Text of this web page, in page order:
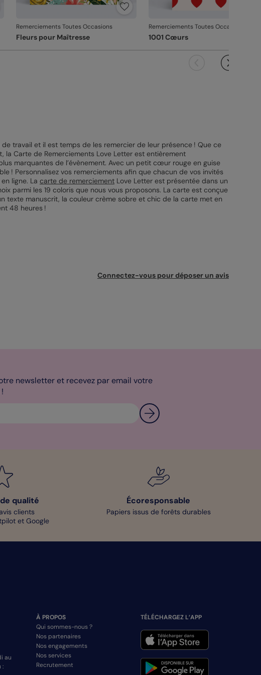
Remerciements Toutes Occasions
Fleurs pour Maîtresse
Remerciements Toutes Occasions
1001 Cœurs
travail et il est temps de les remercier de leur présence ! Que ce
Carte de Remerciements Love Letter est entièrement
marquantes de l’évènement. Avec un petit cœur rouge en guise
! Personnalisez vos remerciements afin que chacun de vos invités
ligne. La carte de remerciementLove Letter est présentée dans un
parmi les 19 coloris que nous vous proposons. La carte est conçue
texte manuscrit, la couleur crème sobre et chic de la carte met en
48 heures !
Connectez-vous pour déposer un avis
newsletter et recevez par email votre
qualité
clients
et Google
Écoresponsable
Papiers issus de forêts durables
au
:
À PROPOS
Qui sommes-nous ?
Nos partenaires
Nos engagements
Nos services
Recrutement
TÉLÉCHARGEZ L’APP